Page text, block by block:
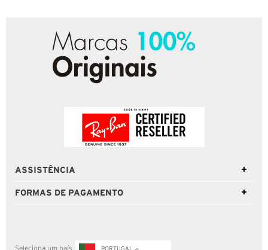
ASSISTÊNCIA
FORMAS DE PAGAMENTO
Seleciona um país